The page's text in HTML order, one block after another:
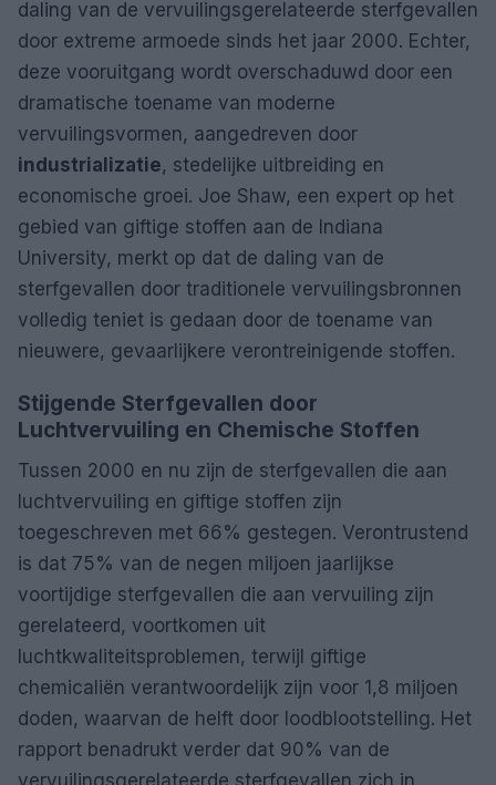
daling van de vervuilingsgerelateerde sterfgevallen
door extreme armoede sinds het jaar 2000. Echter,
deze vooruitgang wordt overschaduwd door een
dramatische toename van moderne
vervuilingsvormen, aangedreven door
industrializatie, stedelijke uitbreiding en
economische groei. Joe Shaw, een expert op het
gebied van giftige stoffen aan de Indiana
University, merkt op dat de daling van de
sterfgevallen door traditionele vervuilingsbronnen
volledig teniet is gedaan door de toename van
nieuwere, gevaarlijkere verontreinigende stoffen.
Stijgende Sterfgevallen door
Luchtvervuiling en Chemische Stoffen
Tussen 2000 en nu zijn de sterfgevallen die aan
luchtvervuiling en giftige stoffen zijn
toegeschreven met 66% gestegen. Verontrustend
is dat 75% van de negen miljoen jaarlijkse
voortijdige sterfgevallen die aan vervuiling zijn
gerelateerd, voortkomen uit
luchtkwaliteitsproblemen, terwijl giftige
chemicaliën verantwoordelijk zijn voor 1,8 miljoen
doden, waarvan de helft door loodblootstelling. Het
rapport benadrukt verder dat 90% van de
vervuilingsgerelateerde sterfgevallen zich in